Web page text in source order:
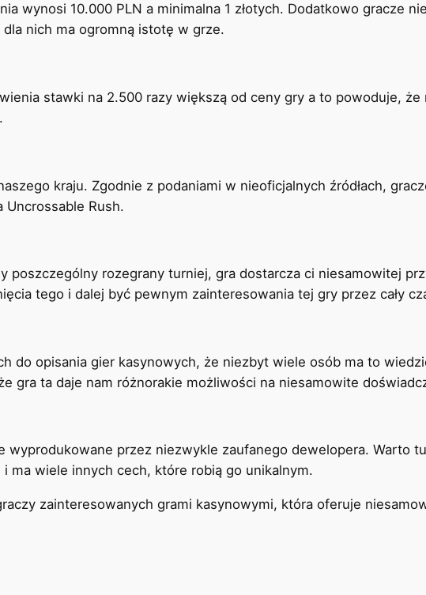
wynosi 10.000 PLN a minimalna 1 złotych. Dodatkowo gracze
nich ma ogromną istotę w grze.
stawki na 2.500 razy większą od ceny gry a to powoduje, że
kraju. Zgodnie z podaniami w nieoficjalnych źródłach,
Uncrossable Rush.
poszczególny rozegrany turniej, gra dostarcza ci niesamowitej
tego i dalej być pewnym zainteresowania tej gry przez cały
do opisania gier kasynowych, że niezbyt wiele osób ma to
gra ta daje nam różnorakie możliwości na niesamowite
wyprodukowane przez niezwykle zaufanego dewelopera. Warto
ma wiele innych cech, które robią go unikalnym.
zainteresowanych grami kasynowymi, która oferuje